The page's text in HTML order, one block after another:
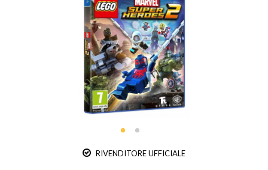
RIVENDITORE UFFICIALE